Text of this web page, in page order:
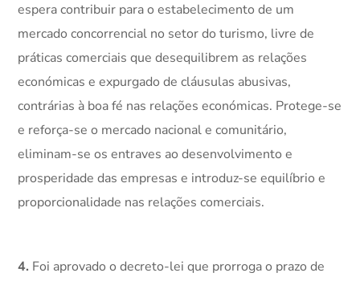
espera contribuir para o estabelecimento de um
mercado concorrencial no setor do turismo, livre de
práticas comerciais que desequilibrem as relações
económicas e expurgado de cláusulas abusivas,
contrárias à boa fé nas relações económicas. Protege-se
e reforça-se o mercado nacional e comunitário,
eliminam-se os entraves ao desenvolvimento e
prosperidade das empresas e introduz-se equilíbrio e
proporcionalidade nas relações comerciais.
4. Foi aprovado o decreto-lei que prorroga o prazo de